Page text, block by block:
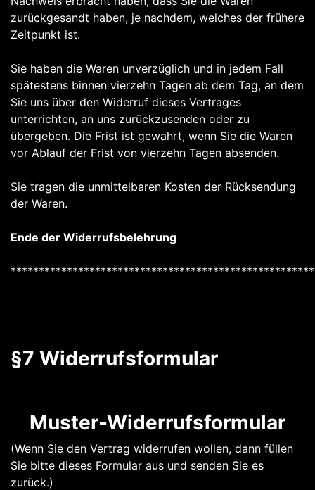
zurückgesandt haben, je nachdem, welches der frühere
Zeitpunkt ist.
Sie haben die Waren unverzüglich und in jedem Fall
spätestens binnen vierzehn Tagen ab dem Tag, an dem
Sie uns über den Widerruf dieses Vertrages
unterrichten, an uns zurückzusenden oder zu
übergeben. Die Frist ist gewahrt, wenn Sie die Waren
vor Ablauf der Frist von vierzehn Tagen absenden.
Sie tragen die unmittelbaren Kosten der Rücksendung
der Waren.
Ende der Widerrufsbelehrung
§7 Widerrufsformular
Muster-Widerrufsformular
(Wenn Sie den Vertrag widerrufen wollen, dann füllen
Sie bitte dieses Formular aus und senden Sie es
zurück.)